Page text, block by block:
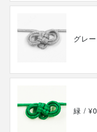
グレー
緑 / ¥0